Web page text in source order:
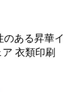
ある昇華イ
衣類印刷